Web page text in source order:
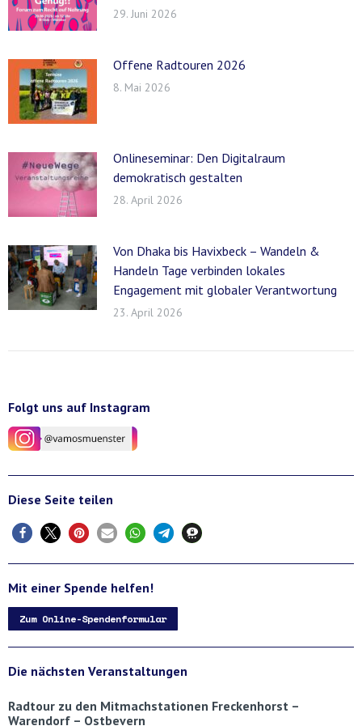
29. Juni 2026
Offene Radtouren 2026
8. Mai 2026
Onlineseminar: Den Digitalraum
demokratisch gestalten
28. April 2026
Von Dhaka bis Havixbeck – Wandeln &
Handeln Tage verbinden lokales
Engagement mit globaler Verantwortung
23. April 2026
Folgt uns auf Instagram
Diese Seite teilen
Mit einer Spende helfen!
Zum Online-Spendenformular
Die nächsten Veranstaltungen
Radtour zu den Mitmachstationen Freckenhorst –
Warendorf – Ostbevern